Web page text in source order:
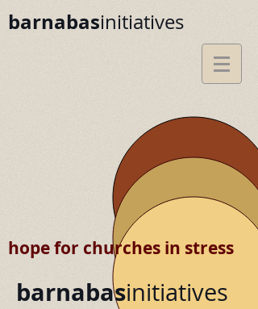
barnabasinitiatives
hope for churches in stress
barnabasinitiatives